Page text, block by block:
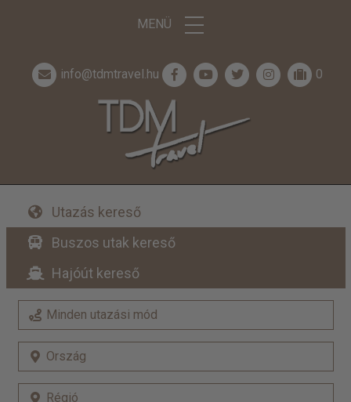
MENÜ
info@tdmtravel.hu 0
Utazás kereső
Buszos utak kereső
Hajóút kereső